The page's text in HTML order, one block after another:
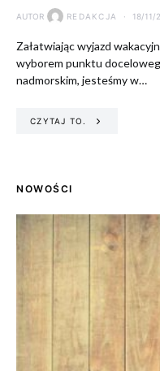
AUTOR REDAKCJA 18/11/
Załatwiając wyjazd
wyborem punktu
nadmorskim, jesteśmy w…
CZYTAJ TO.
NOWOŚCI